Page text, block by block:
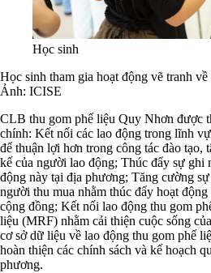
Học sinh
Học sinh tham gia hoạt động vẽ tranh
Ảnh: ICISE
CLB thu gom phế liệu Quy Nhơn được
chính: Kết nối các lao động trong lĩnh
để thuận lợi hơn trong công tác đào tạo,
kế của người lao động; Thúc đẩy sự ghi
động này tại địa phương; Tăng cường
người thu mua nhằm thúc đẩy hoạt
cộng đồng; Kết nối lao động thu gom
liệu (MRF) nhằm cải thiện cuộc sống
cơ sở dữ liệu về lao động thu gom phế
hoàn thiện các chính sách và kế hoạch
phương.